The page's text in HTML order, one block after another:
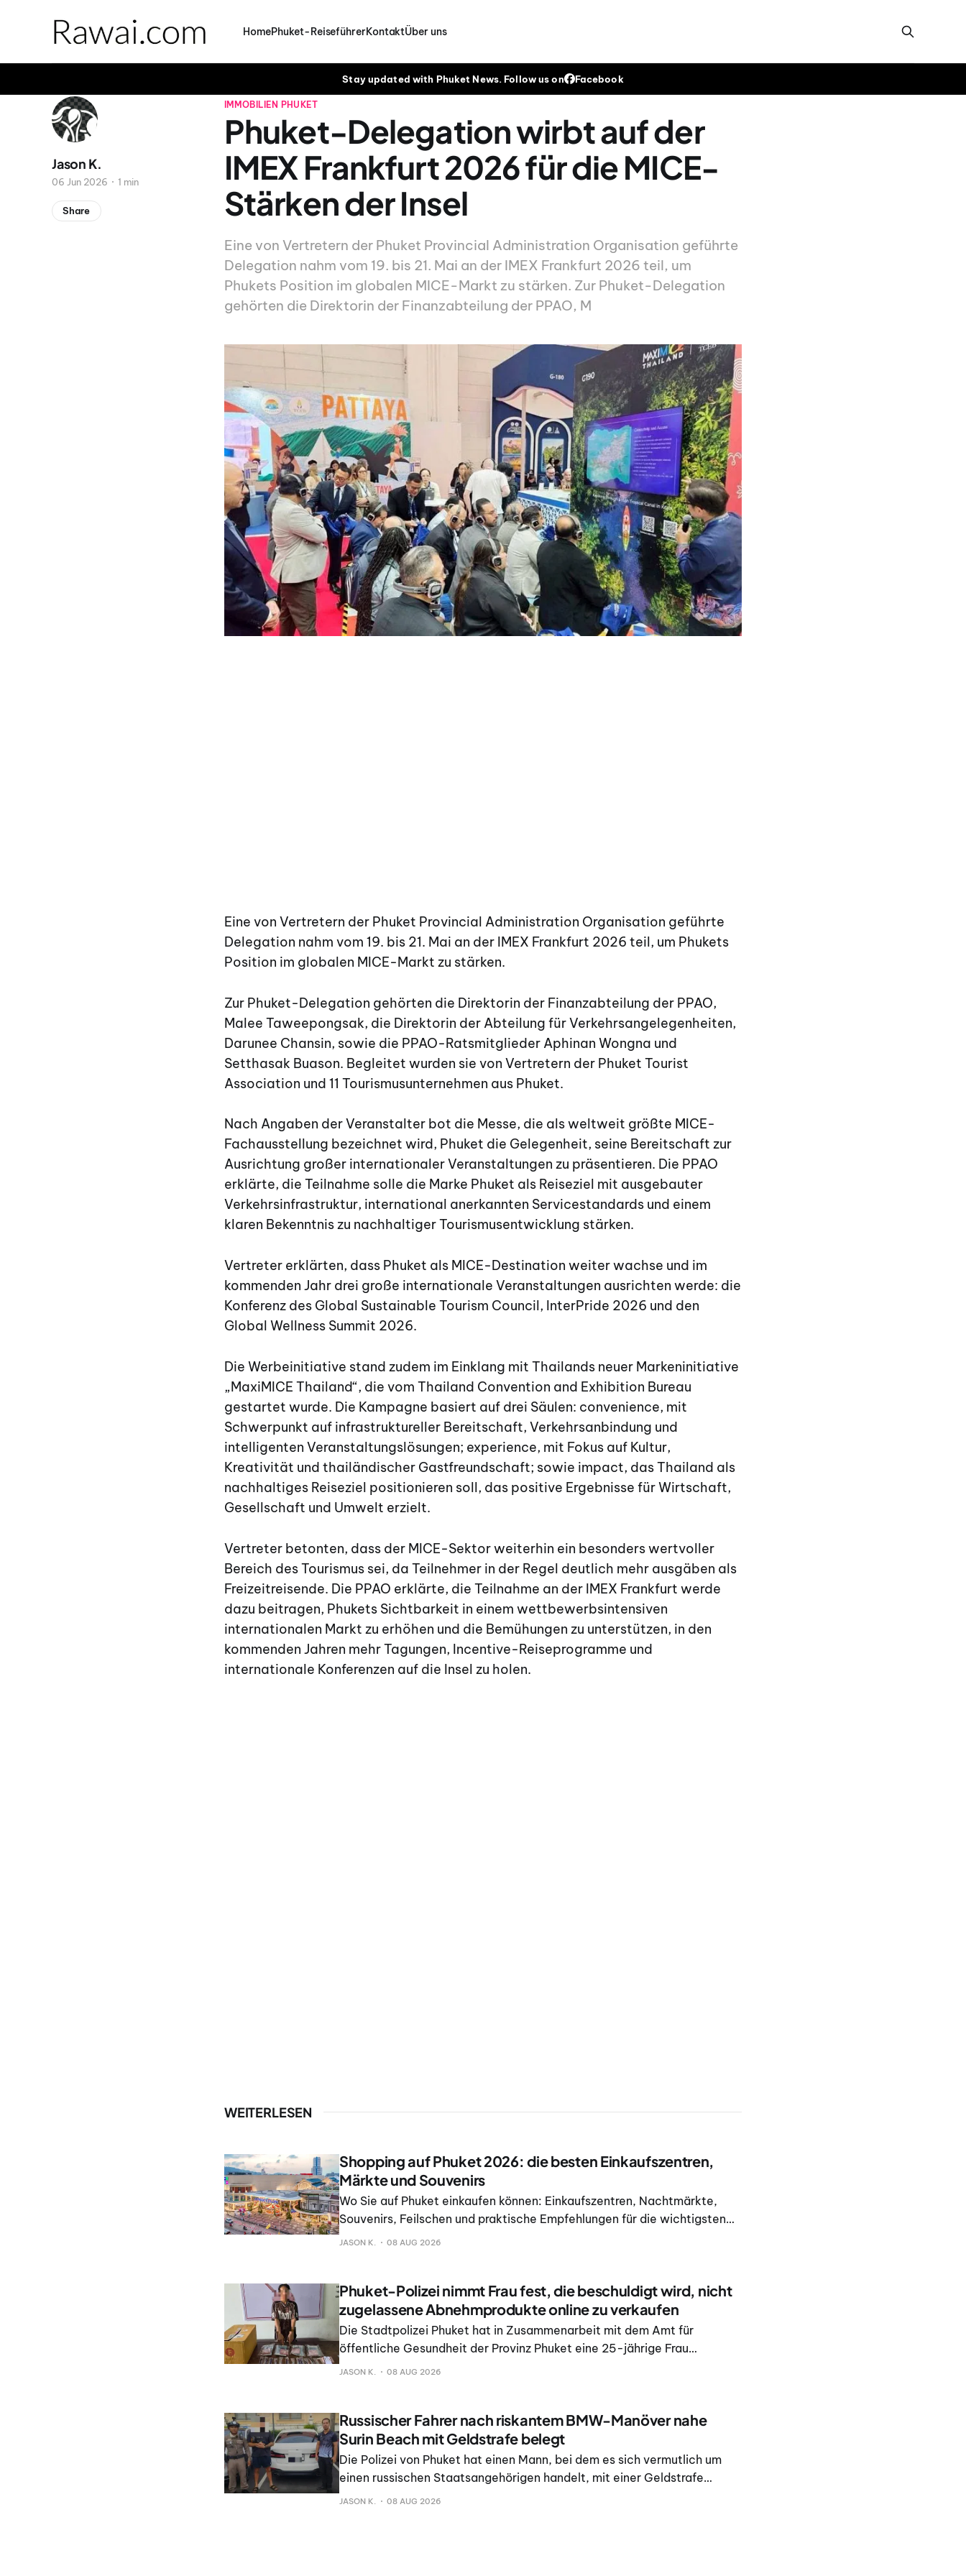
HomePhuket-ReiseführerKontaktÜber uns
Stay updated with Phuket News. Follow us on Facebook
IMMOBILIEN PHUKET
Phuket-Delegation wirbt auf der
IMEX Frankfurt 2026 für die MICE-
Stärken der Insel
Eine von Vertretern der Phuket Provincial Administration Organisation geführte
Delegation nahm vom 19. bis 21. Mai an der IMEX Frankfurt 2026 teil, um
Phukets Position im globalen MICE-Markt zu stärken. Zur Phuket-Delegation
gehörten die Direktorin der Finanzabteilung der PPAO, M
Jason K.
06 Jun 2026 1 min
Share
Eine von Vertretern der Phuket Provincial Administration Organisation geführte
Delegation nahm vom 19. bis 21. Mai an der IMEX Frankfurt 2026 teil, um Phukets
Position im globalen MICE-Markt zu stärken.
Zur Phuket-Delegation gehörten die Direktorin der Finanzabteilung der PPAO,
Malee Taweepongsak, die Direktorin der Abteilung für Verkehrsangelegenheiten,
Darunee Chansin, sowie die PPAO-Ratsmitglieder Aphinan Wongna und
Setthasak Buason. Begleitet wurden sie von Vertretern der Phuket Tourist
Association und 11 Tourismusunternehmen aus Phuket.
Nach Angaben der Veranstalter bot die Messe, die als weltweit größte MICE-
Fachausstellung bezeichnet wird, Phuket die Gelegenheit, seine Bereitschaft zur
Ausrichtung großer internationaler Veranstaltungen zu präsentieren. Die PPAO
erklärte, die Teilnahme solle die Marke Phuket als Reiseziel mit ausgebauter
Verkehrsinfrastruktur, international anerkannten Servicestandards und einem
klaren Bekenntnis zu nachhaltiger Tourismusentwicklung stärken.
Vertreter erklärten, dass Phuket als MICE-Destination weiter wachse und im
kommenden Jahr drei große internationale Veranstaltungen ausrichten werde: die
Konferenz des Global Sustainable Tourism Council, InterPride 2026 und den
Global Wellness Summit 2026.
Die Werbeinitiative stand zudem im Einklang mit Thailands neuer Markeninitiative
„MaxiMICE Thailand“, die vom Thailand Convention and Exhibition Bureau
gestartet wurde. Die Kampagne basiert auf drei Säulen: convenience, mit
Schwerpunkt auf infrastruktureller Bereitschaft, Verkehrsanbindung und
intelligenten Veranstaltungslösungen; experience, mit Fokus auf Kultur,
Kreativität und thailändischer Gastfreundschaft; sowie impact, das Thailand als
nachhaltiges Reiseziel positionieren soll, das positive Ergebnisse für Wirtschaft,
Gesellschaft und Umwelt erzielt.
Vertreter betonten, dass der MICE-Sektor weiterhin ein besonders wertvoller
Bereich des Tourismus sei, da Teilnehmer in der Regel deutlich mehr ausgäben als
Freizeitreisende. Die PPAO erklärte, die Teilnahme an der IMEX Frankfurt werde
dazu beitragen, Phukets Sichtbarkeit in einem wettbewerbsintensiven
internationalen Markt zu erhöhen und die Bemühungen zu unterstützen, in den
kommenden Jahren mehr Tagungen, Incentive-Reiseprogramme und
internationale Konferenzen auf die Insel zu holen.
WEITERLESEN
Shopping auf Phuket 2026: die besten Einkaufszentren,
Märkte und Souvenirs
Wo Sie auf Phuket einkaufen können: Einkaufszentren, Nachtmärkte,
Souvenirs, Feilschen und praktische Empfehlungen für die wichtigsten
Urlaubsorte.
JASON K. 08 AUG 2026
Phuket-Polizei nimmt Frau fest, die beschuldigt wird, nicht
zugelassene Abnehmprodukte online zu verkaufen
Die Stadtpolizei Phuket hat in Zusammenarbeit mit dem Amt für
öffentliche Gesundheit der Provinz Phuket eine 25-jährige Frau
festgenommen, die beschuldigt wird, nicht zugelassene Produkte zur
JASON K. 08 AUG 2026
Russischer Fahrer nach riskantem BMW-Manöver nahe
Surin Beach mit Geldstrafe belegt
Die Polizei von Phuket hat einen Mann, bei dem es sich vermutlich um
einen russischen Staatsangehörigen handelt, mit einer Geldstrafe
belegt, nachdem ein Video gezeigt hatte, wie eine weiße BMW-
JASON K. 08 AUG 2026